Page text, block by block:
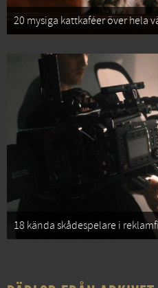
20 mysiga kattkaféer över hela
18 kända skådespelare i